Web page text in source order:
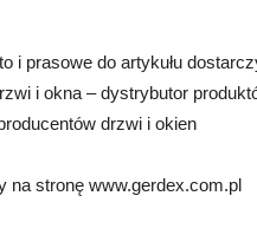
i prasowe do artykułu
i okna – dystrybutor
drzwi i okien
na stronę www.gerdex.com.pl